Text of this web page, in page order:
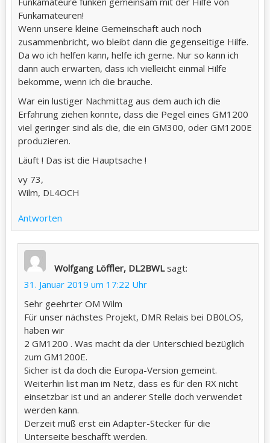
Funkamateuren!
Wenn unsere kleine Gemeinschaft auch noch
zusammenbricht, wo bleibt dann die gegenseitige Hilfe.
Da wo ich helfen kann, helfe ich gerne. Nur so kann ich
dann auch erwarten, dass ich vielleicht einmal Hilfe
bekomme, wenn ich die brauche.
War ein lustiger Nachmittag aus dem auch ich die
Erfahrung ziehen konnte, dass die Pegel eines GM1200
viel geringer sind als die, die ein GM300, oder GM1200E
produzieren.
Läuft ! Das ist die Hauptsache !
vy 73,
Wilm, DL4OCH
Antworten
Wolfgang Löffler, DL2BWL sagt:
31. Januar 2019 um 17:22 Uhr
Sehr geehrter OM Wilm
Für unser nächstes Projekt, DMR Relais bei DB0LOS,
haben wir
2 GM1200 . Was macht da der Unterschied bezüglich
zum GM1200E.
Sicher ist da doch die Europa-Version gemeint.
Weiterhin list man im Netz, dass es für den RX nicht
einsetzbar ist und an anderer Stelle doch verwendet
werden kann.
Derzeit muß erst ein Adapter-Stecker für die
Unterseite beschafft werden.